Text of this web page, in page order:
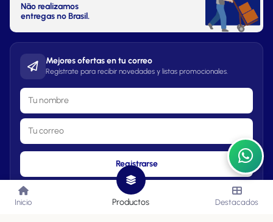
Não realizamos
entregas no Brasil.
Mejores ofertas en tu correo
Regístrate para recibir novedades y listas promocionales.
Registrarse
Inicio Productos Destacados